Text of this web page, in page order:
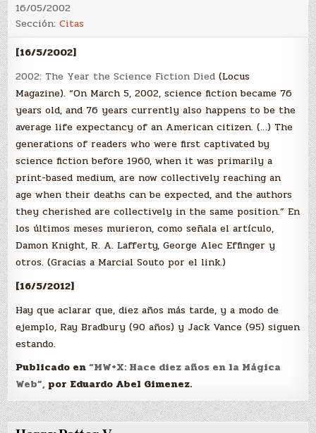
16/05/2002
Sección:Citas
[16/5/2002]
2002: The Year the Science Fiction Died (Locus
Magazine). “On March 5, 2002, science fiction became 76
years old, and 76 years currently also happens to be the
average life expectancy of an American citizen. (…) The
generations of readers who were first captivated by
science fiction before 1960, when it was primarily a
print-based medium, are now collectively reaching an
age when their deaths can be expected, and the authors
they cherished are collectively in the same position.” En
los últimos meses murieron, como señala el artículo,
Damon Knight, R. A. Lafferty, George Alec Effinger y
otros. (Gracias a Marcial Souto por el link.)
[16/5/2012]
Hay que aclarar que, diez años más tarde, y a modo de
ejemplo, Ray Bradbury (90 años) y Jack Vance (95) siguen
estando.
Publicado en“MW+X: Hace diez años en la Mágica
Web”, por Eduardo Abel Gimenez.